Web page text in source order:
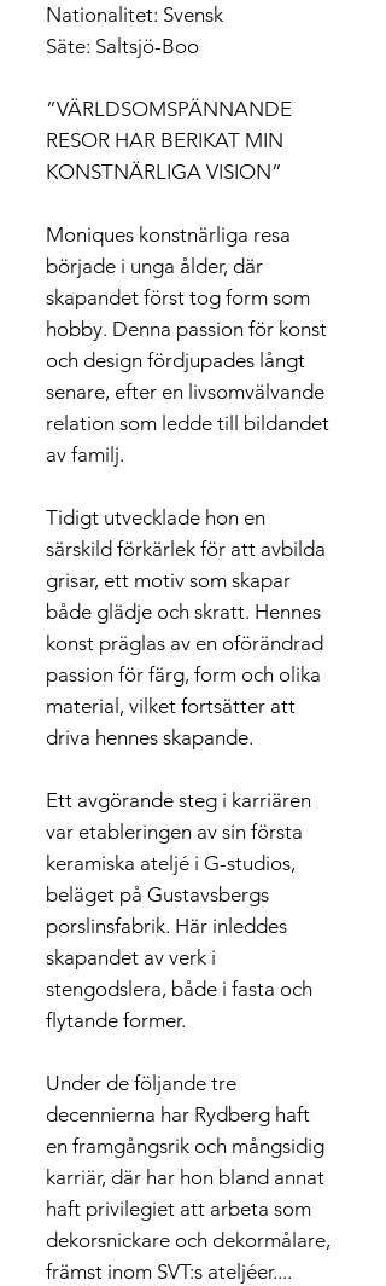
Nationalitet: Svensk
Säte: Saltsjö-Boo
”VÄRLDSOMSPÄNNANDE
RESOR HAR BERIKAT MIN
KONSTNÄRLIGA VISION”
Moniques konstnärliga resa
började i unga ålder, där
skapandet först tog form som
hobby. Denna passion för konst
och design fördjupades långt
senare, efter en livsomvälvande
relation som ledde till bildandet
av familj.
Tidigt utvecklade hon en
särskild förkärlek för att avbilda
grisar, ett motiv som skapar
både glädje och skratt. Hennes
konst präglas av en oförändrad
passion för färg, form och olika
material, vilket fortsätter att
driva hennes skapande.
Ett avgörande steg i karriären
var etableringen av sin första
keramiska ateljé i G-studios,
beläget på Gustavsbergs
porslinsfabrik. Här inleddes
skapandet av verk i
stengodslera, både i fasta och
flytande former.
Under de följande tre
decennierna har Rydberg haft
en framgångsrik och mångsidig
karriär, där har hon bland annat
haft privilegiet att arbeta som
dekorsnickare och dekormålare,
främst inom SVT:s ateljéer....